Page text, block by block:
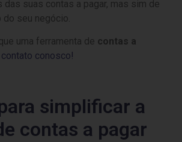
das suas contas a pagar, mas sim de
do seu negócio.
uma ferramenta de contas a
contato conosco!
simplificar a
contas a pagar